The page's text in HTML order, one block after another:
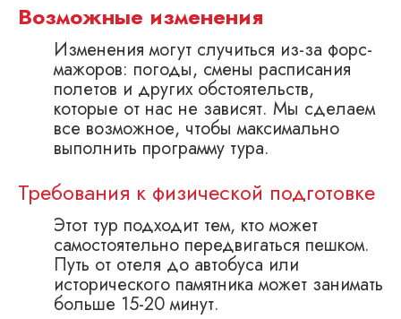
Возможные изменения
Изменения могут случиться из-за форс-
мажоров: погоды, смены расписания
полетов и других обстоятельств,
которые от нас не зависят. Мы сделаем
все возможное, чтобы максимально
выполнить программу тура.
Требования к физической подготовке
Этот тур подходит тем, кто может
самостоятельно передвигаться пешком.
Путь от отеля до автобуса или
исторического памятника может занимать
больше 15-20 минут.